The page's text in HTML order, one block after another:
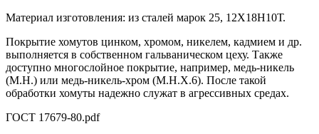
Материал изготовления: из сталей марок 25, 12Х18Н10Т.
Покрытие хомутов цинком, хромом, никелем, кадмием и др.
выполняется в собственном гальваническом цеху. Также
доступно многослойное покрытие, например, медь-никель
(М.Н.) или медь-никель-хром (М.Н.Х.6). После такой
обработки хомуты надежно служат в агрессивных средах.
ГОСТ 17679-80.pdf